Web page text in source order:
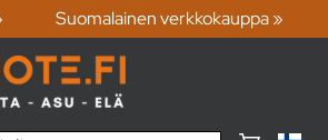
Suomalainen verkkokauppa »